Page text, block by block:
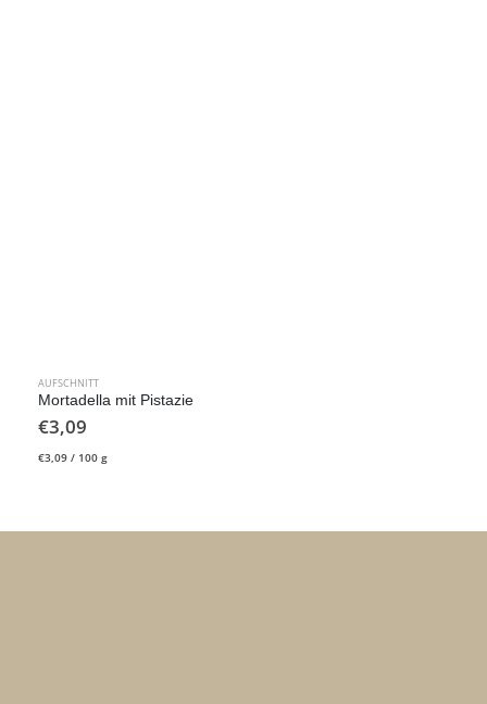
AUFSCHNITT
Mortadella mit Pistazie
€3,09
€3,09 / 100 g